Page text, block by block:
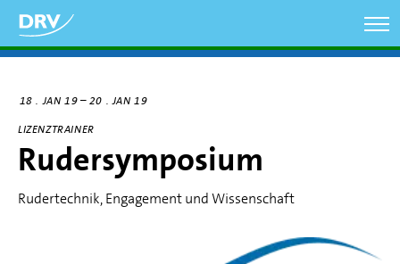
zum
Inhalt
18 JAN 19–20
JAN 19
LIZENZTRAINER
Rudersymposium
Rudertechnik, Engagement und Wissenschaft